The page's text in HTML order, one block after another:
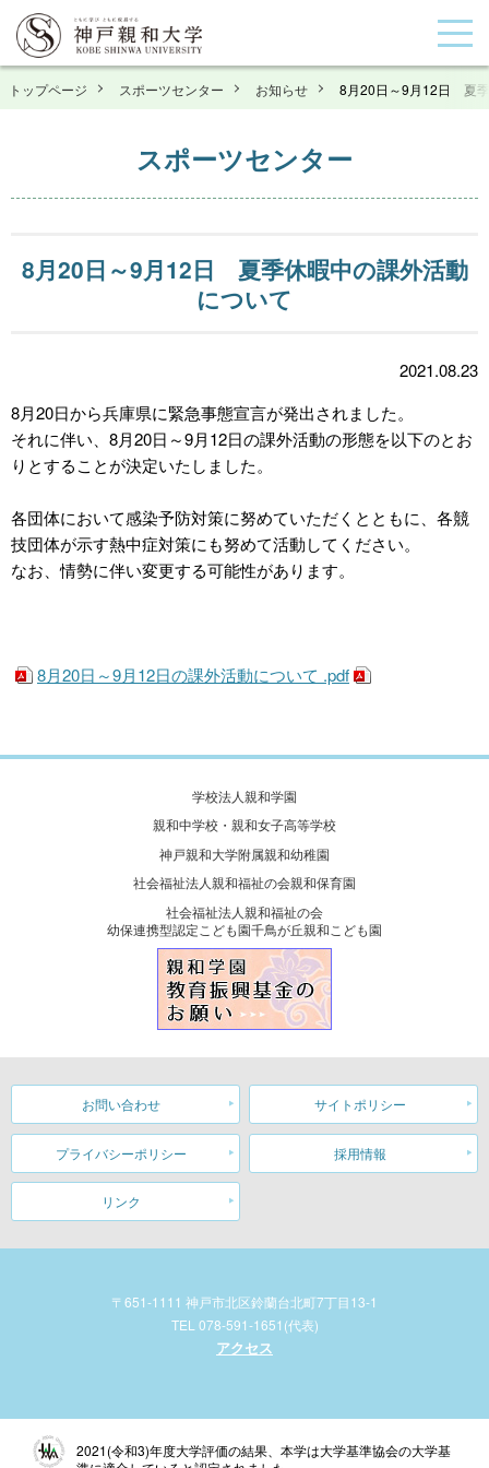
トップページ スポーツセンター お知らせ 8月20日～9月12日 夏
スポーツセンター
8月20日～9月12日 夏季休暇中の課外活動
について
2021.08.23
8月20日から兵庫県に緊急事態宣言が発出されました。
それに伴い、8月20日～9月12日の課外活動の形態を以下のとお
りとすることが決定いたしました。
各団体において感染予防対策に努めていただくとともに、各競
技団体が示す熱中症対策にも努めて活動してください。
なお、情勢に伴い変更する可能性があります。
8月20日～9月12日の課外活動について .pdf
学校法人親和学園
親和中学校・親和女子高等学校
神戸親和大学附属親和幼稚園
社会福祉法人親和福祉の会親和保育園
社会福祉法人親和福祉の会
幼保連携型認定こども園千鳥が丘親和こども園
お問い合わせ サイトポリシー
プライバシーポリシー 採用情報
リンク
〒651-1111 神戸市北区鈴蘭台北町7丁目13-1
TEL 078-591-1651(代表)
アクセス
2021(令和3)年度大学評価の結果、本学は大学基準協会の大学基